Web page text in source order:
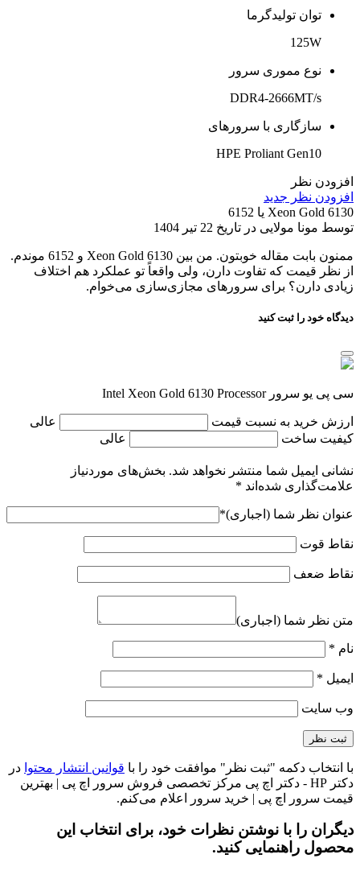
توان تولیدگرما
125W
نوع مموری سرور
DDR4-2666MT/s
سازگاری با سرورهای
HPE Proliant Gen10
افزودن نظر
افزودن نظر جدید
Xeon Gold 6130 یا 6152
توسط مونا مولایی در تاریخ 22 تیر 1404
ممنون بابت مقاله خوبتون. من بین Xeon Gold 6130 و 6152 موندم.
از نظر قیمت که تفاوت دارن، ولی واقعاً تو عملکرد هم اختلاف
زیادی دارن؟ برای سرورهای مجازی‌سازی می‌خوام.
دیدگاه خود را ثبت کنید
سی پی یو سرور Intel Xeon Gold 6130 Processor
ارزش خرید به نسبت قیمت
عالی
کیفیت ساخت
عالی
نشانی ایمیل شما منتشر نخواهد شد. بخش‌های موردنیاز
علامت‌گذاری شده‌اند *
عنوان نظر شما (اجباری)*
نقاط قوت
نقاط ضعف
متن نظر شما (اجباری)
نام *
ایمیل *
وب‌ سایت
با انتخاب دکمه "ثبت نظر" موافقت خود را با قوانین انتشار محتوا در
دکتر HP - دکتر اچ پی مرکز تخصصی فروش سرور اچ پی | بهترین
قیمت سرور اچ پی | خرید سرور اعلام می‌کنم.
دیگران را با نوشتن نظرات خود، برای انتخاب این
محصول راهنمایی کنید.